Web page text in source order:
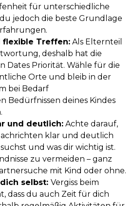
für unterschiedliche
jedoch die beste Grundlage
flexible Treffen: Als Elternteil
deshalb hat die
Dates Priorität. Wähle für die
Orte und bleib in der
bei Bedarf
Bedürfnissen deines Kindes
und deutlich: Achte darauf,
klar und deutlich
und was dir wichtig ist.
zu vermeiden – ganz
mit Kind oder ohne.
selbst: Vergiss beim
dass du auch Zeit für dich